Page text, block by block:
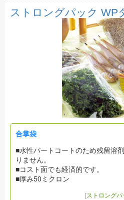
ストロングパック WP
合掌袋
■水性パートコートのため残留溶
りません。
■コスト面でも経済的です。
■厚み50ミクロン
[ストロング